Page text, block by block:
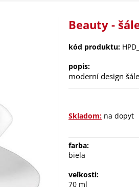
Beauty -
kód produktu:
popis:
moderní design
Skladom: na dopyt
farba:
biela
veľkosti:
70 ml